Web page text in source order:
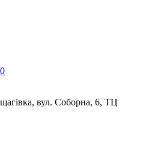
0
вул. Соборна, 6, ТЦ